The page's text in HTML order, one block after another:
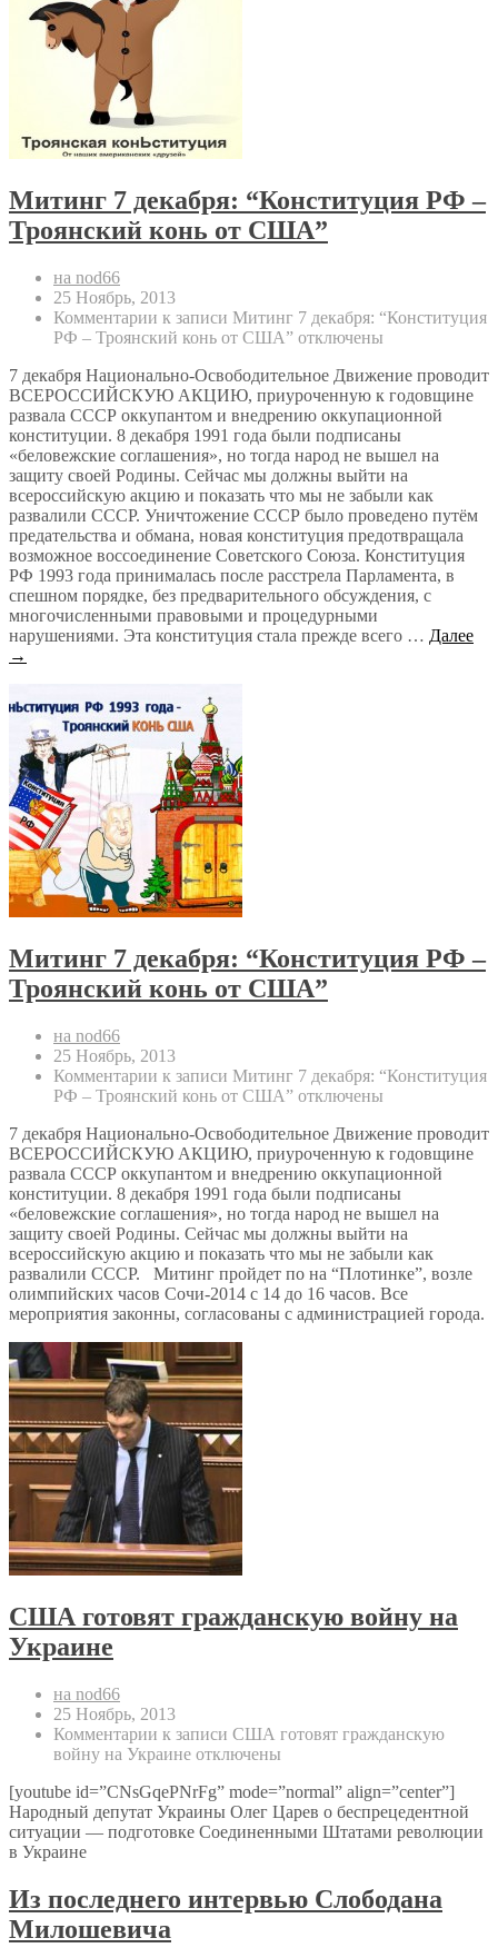
Митинг 7 декабря: “Конституция РФ –
Троянский конь от США”
на nod66
25 Ноябрь, 2013
Комментарии к записи Митинг 7 декабря: “Конституция
РФ – Троянский конь от США” отключены
7 декабря Национально-Освободительное Движение проводит
ВСЕРОССИЙСКУЮ АКЦИЮ, приуроченную к годовщине
развала СССР оккупантом и внедрению оккупационной
конституции. 8 декабря 1991 года были подписаны
«беловежские соглашения», но тогда народ не вышел на
защиту своей Родины. Сейчас мы должны выйти на
всероссийскую акцию и показать что мы не забыли как
развалили СССР. Уничтожение СССР было проведено путём
предательства и обмана, новая конституция предотвращала
возможное воссоединение Советского Союза. Конституция
РФ 1993 года принималась после расстрела Парламента, в
спешном порядке, без предварительного обсуждения, с
многочисленными правовыми и процедурными
нарушениями. Эта конституция стала прежде всего … Далее
→
Митинг 7 декабря: “Конституция РФ –
Троянский конь от США”
на nod66
25 Ноябрь, 2013
Комментарии к записи Митинг 7 декабря: “Конституция
РФ – Троянский конь от США” отключены
7 декабря Национально-Освободительное Движение проводит
ВСЕРОССИЙСКУЮ АКЦИЮ, приуроченную к годовщине
развала СССР оккупантом и внедрению оккупационной
конституции. 8 декабря 1991 года были подписаны
«беловежские соглашения», но тогда народ не вышел на
защиту своей Родины. Сейчас мы должны выйти на
всероссийскую акцию и показать что мы не забыли как
развалили СССР. Митинг пройдет по на “Плотинке”, возле
олимпийских часов Сочи-2014 с 14 до 16 часов. Все
мероприятия законны, согласованы с администрацией города.
США готовят гражданскую войну на
Украине
на nod66
25 Ноябрь, 2013
Комментарии к записи США готовят гражданскую
войну на Украине отключены
[youtube id=”CNsGqePNrFg” mode=”normal” align=”center”]
Народный депутат Украины Олег Царев о беспрецедентной
ситуации — подготовке Соединенными Штатами революции
в Украине
Из последнего интервью Слободана
Милошевича